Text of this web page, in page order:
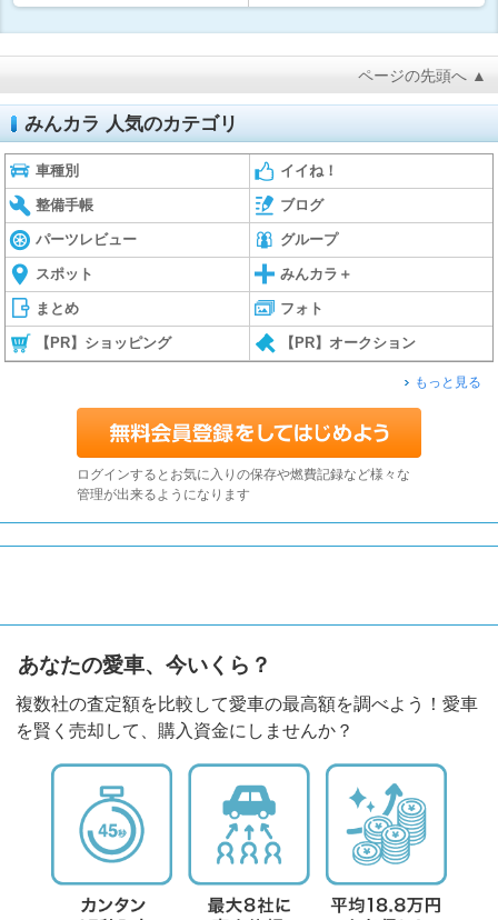
ページの先頭へ ▲
みんカラ 人気のカテゴリ
車種別 イイね！
整備手帳 ブログ
パーツレビュー グループ
スポット みんカラ＋
まとめ フォト
【PR】ショッピング 【PR】オークション
もっと見る
ログインするとお気に入りの保存や燃費記録など様々な
管理が出来るようになります
あなたの愛車、今いくら？
複数社の査定額を比較して愛車の最高額を調べよう！愛車
を賢く売却して、購入資金にしませんか？